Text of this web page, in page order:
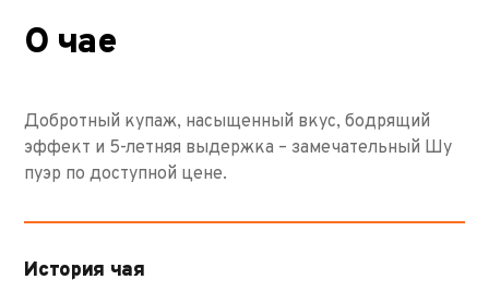
О чае
Добротный купаж, насыщенный вкус, бодрящий
эффект и 5-летняя выдержка – замечательный Шу
пуэр по доступной цене.
История чая